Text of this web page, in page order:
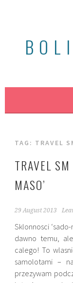
B O L
TAG: TRAVEL
TRAVEL
MASO’
29 August 2013
Sklonnosci
dawno temu,
calego! To
samolotami –
przezywam